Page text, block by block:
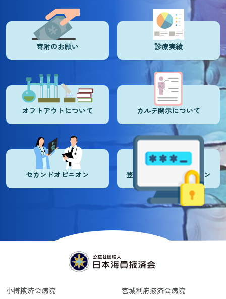
寄附のお願い 診療実績
オプトアウトについて カルテ開示について
セカンドオピニオン 登録医・登録施設ログイン
小樽掖済会病院
宮城利府掖済会病院